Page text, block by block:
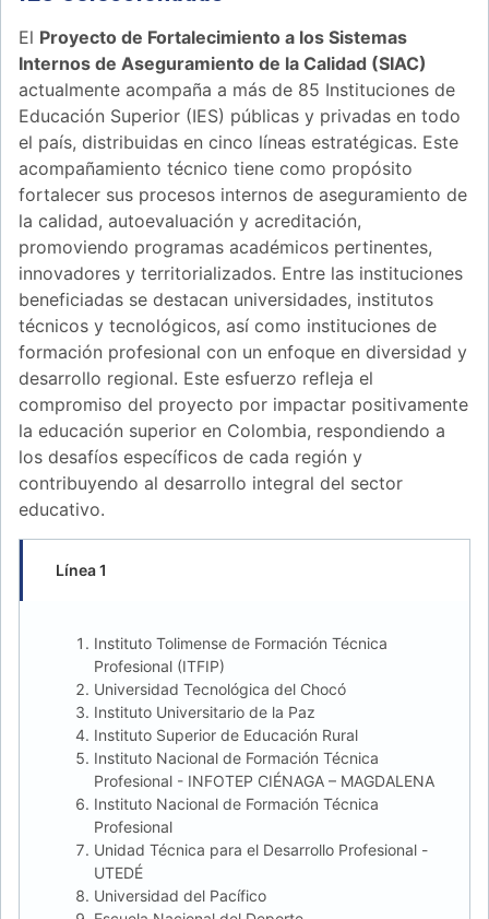
El Proyecto de Fortalecimiento a los Sistemas
Internos de Aseguramiento de la Calidad (SIAC)
actualmente acompaña a más de 85 Instituciones de
Educación Superior (IES) públicas y privadas en todo
el país, distribuidas en cinco líneas estratégicas. Este
acompañamiento técnico tiene como propósito
fortalecer sus procesos internos de aseguramiento de
la calidad, autoevaluación y acreditación,
promoviendo programas académicos pertinentes,
innovadores y territorializados. Entre las instituciones
beneficiadas se destacan universidades, institutos
técnicos y tecnológicos, así como instituciones de
formación profesional con un enfoque en diversidad y
desarrollo regional. Este esfuerzo refleja el
compromiso del proyecto por impactar positivamente
la educación superior en Colombia, respondiendo a
los desafíos específicos de cada región y
contribuyendo al desarrollo integral del sector
educativo.
Línea 1
Instituto Tolimense de Formación Técnica
Profesional (ITFIP)
Universidad Tecnológica del Chocó
Instituto Universitario de la Paz
Instituto Superior de Educación Rural
Instituto Nacional de Formación Técnica
Profesional - INFOTEP CIÉNAGA – MAGDALENA
Instituto Nacional de Formación Técnica
Profesional
Unidad Técnica para el Desarrollo Profesional -
UTEDÉ
Universidad del Pacífico